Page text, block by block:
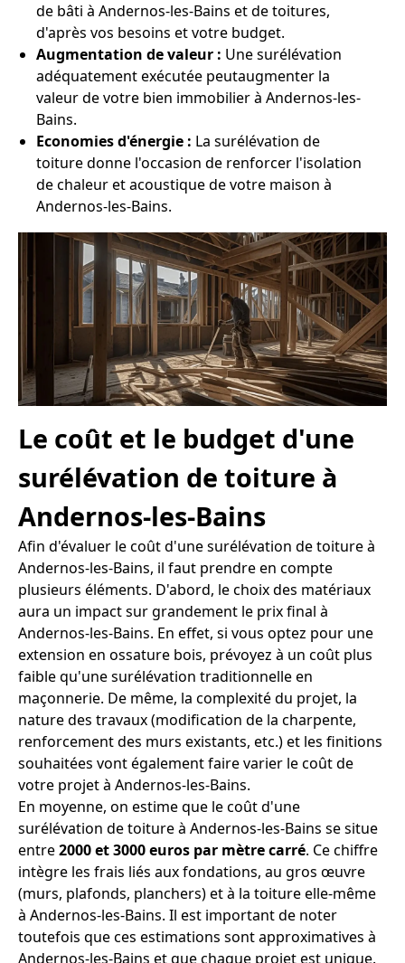
de bâti à Andernos-les-Bains et de toitures,
d'après vos besoins et votre budget.
Augmentation de valeur : Une surélévation
adéquatement exécutée peutaugmenter la
valeur de votre bien immobilier à Andernos-les-
Bains.
Economies d'énergie : La surélévation de
toiture donne l'occasion de renforcer l'isolation
de chaleur et acoustique de votre maison à
Andernos-les-Bains.
Le coût et le budget d'une
surélévation de toiture à
Andernos-les-Bains
Afin d'évaluer le coût d'une surélévation de toiture à
Andernos-les-Bains, il faut prendre en compte
plusieurs éléments. D'abord, le choix des matériaux
aura un impact sur grandement le prix final à
Andernos-les-Bains. En effet, si vous optez pour une
extension en ossature bois, prévoyez à un coût plus
faible qu'une surélévation traditionnelle en
maçonnerie. De même, la complexité du projet, la
nature des travaux (modification de la charpente,
renforcement des murs existants, etc.) et les finitions
souhaitées vont également faire varier le coût de
votre projet à Andernos-les-Bains.
En moyenne, on estime que le coût d'une
surélévation de toiture à Andernos-les-Bains se situe
entre2000 et 3000 euros par mètre carré. Ce chiffre
intègre les frais liés aux fondations, au gros œuvre
(murs, plafonds, planchers) et à la toiture elle-même
à Andernos-les-Bains. Il est important de noter
toutefois que ces estimations sont approximatives à
Andernos-les-Bains et que chaque projet est unique.